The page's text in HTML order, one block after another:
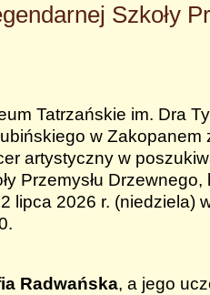
Szkoły
Tatrzańskie im. Dra
w Zakopanem
artystyczny w
Przemysłu
lipca 2026 r. (niedziela)
Radwańska, a jego